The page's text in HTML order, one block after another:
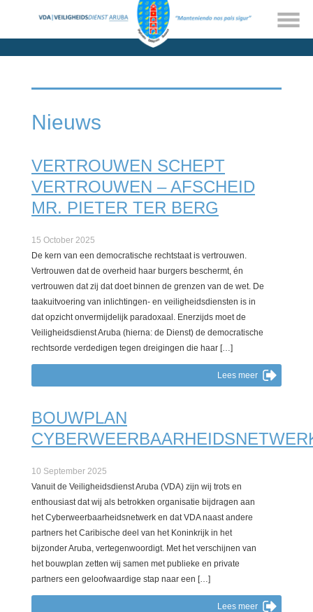
Nieuws
VERTROUWEN SCHEPT
VERTROUWEN – AFSCHEID
MR. PIETER TER BERG
15 October 2025
De kern van een democratische rechtstaat is vertrouwen.
Vertrouwen dat de overheid haar burgers beschermt, én
vertrouwen dat zij dat doet binnen de grenzen van de wet. De
taakuitvoering van inlichtingen- en veiligheidsdiensten is in
dat opzicht onvermijdelijk paradoxaal. Enerzijds moet de
Veiligheidsdienst Aruba (hierna: de Dienst) de democratische
rechtsorde verdedigen tegen dreigingen die haar […]
Lees meer
BOUWPLAN
10 September 2025
Vanuit de Veiligheidsdienst Aruba (VDA) zijn wij trots en
enthousiast dat wij als betrokken organisatie bijdragen aan
het Cyberweerbaarheidsnetwerk en dat VDA naast andere
partners het Caribische deel van het Koninkrijk in het
bijzonder Aruba, vertegenwoordigt. Met het verschijnen van
het bouwplan zetten wij samen met publieke en private
partners een geloofwaardige stap naar een […]
Lees meer